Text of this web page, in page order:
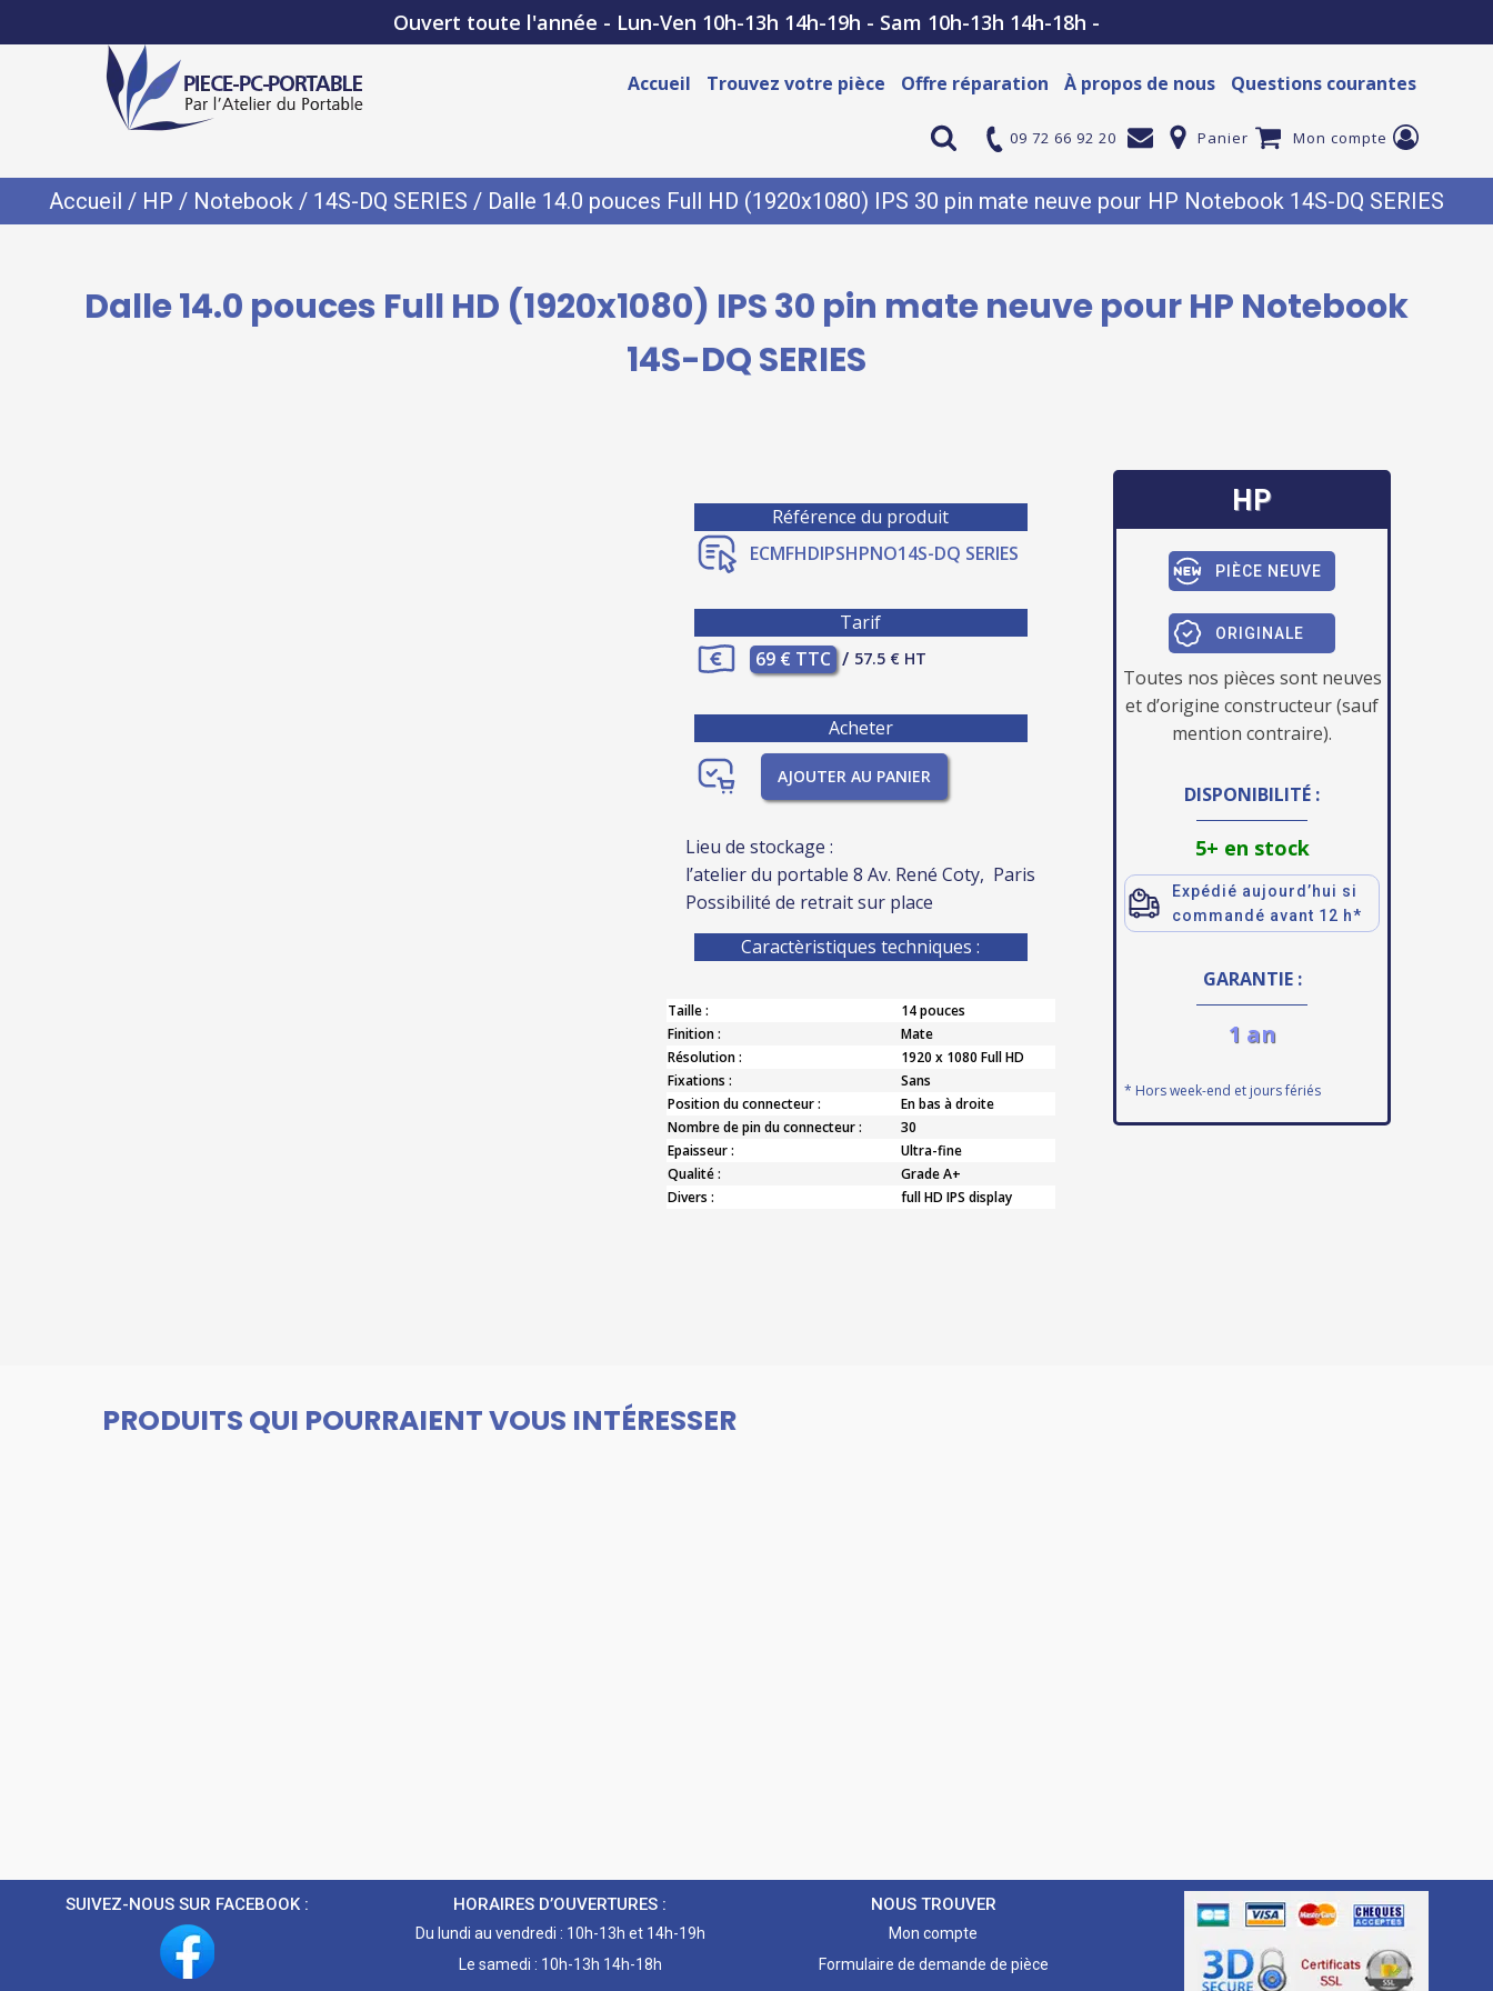
Ouvert toute l'année - Lun-Ven 10h-13h 14h-19h - Sam 10h-13h 14h-18h -
Accueil Trouvez votre pièce Offre réparation À propos de nous Questions courantes
09 72 66 92 20 Panier Mon compte
Accueil / HP / Notebook / 14S-DQ SERIES / Dalle 14.0 pouces Full HD (1920x1080) IPS 30 pin mate neuve pour HP Notebook 14S-DQ SERIES
Dalle 14.0 pouces Full HD (1920x1080) IPS 30 pin mate neuve pour HP Notebook
14S-DQ SERIES
Référence du produit
ECMFHDIPSHPNO14S-DQ SERIES
Tarif
69 € TTC / 57.5 € HT
Acheter
AJOUTER AU PANIER
Lieu de stockage :
l’atelier du portable 8 Av. René Coty, Paris
Possibilité de retrait sur place
Caractèristiques techniques :
Taille :
14 pouces
Finition :
Mate
Résolution :
1920 x 1080 Full HD
Fixations :
Sans
Position du connecteur :
En bas à droite
Nombre de pin du connecteur :
30
Epaisseur :
Ultra-fine
Qualité :
Grade A+
Divers :
full HD IPS display
HP
PIÈCE NEUVE
ORIGINALE
Toutes nos pièces sont neuves
et d’origine constructeur (sauf
mention contraire).
DISPONIBILITÉ :
5+ en stock
Expédié aujourd’hui si
commandé avant 12 h*
GARANTIE :
1 an
* Hors week-end et jours fériés
PRODUITS QUI POURRAIENT VOUS INTÉRESSER
SUIVEZ-NOUS SUR FACEBOOK : HORAIRES D’OUVERTURES :
Du lundi au vendredi : 10h-13h et 14h-19h
Le samedi : 10h-13h 14h-18h
NOUS TROUVER
Mon compte
Formulaire de demande de pièce